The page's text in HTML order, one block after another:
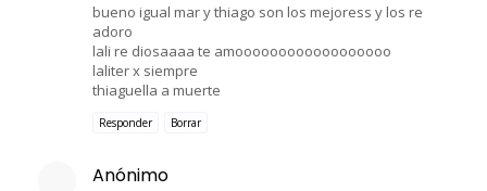
bueno igual mar y thiago son los mejoress y los re
adoro
lali re diosaaaa te amoooooooooooooooooo
laliter x siempre
thiaguella a muerte
Responder Borrar
Anónimo